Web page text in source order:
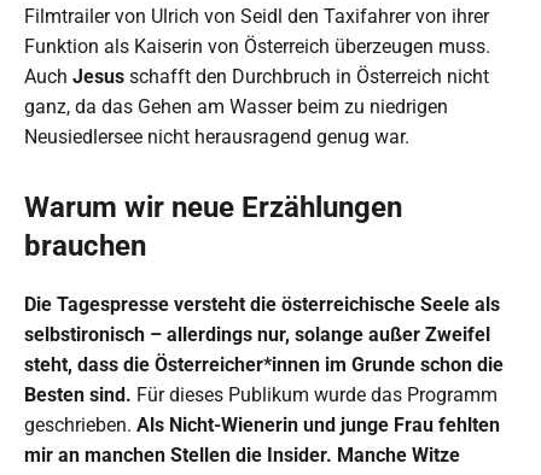
Filmtrailer von Ulrich von Seidl den Taxifahrer von ihrer
Funktion als Kaiserin von Österreich überzeugen muss.
Auch Jesus schafft den Durchbruch in Österreich nicht
ganz, da das Gehen am Wasser beim zu niedrigen
Neusiedlersee nicht herausragend genug war.
Warum wir neue Erzählungen
brauchen
Die Tagespresse versteht die österreichische Seele als
selbstironisch – allerdings nur, solange außer Zweifel
steht, dass die Österreicher*innen im Grunde schon die
Besten sind. Für dieses Publikum wurde das Programm
geschrieben. Als Nicht-Wienerin und junge Frau fehlten
mir an manchen Stellen die Insider. Manche Witze